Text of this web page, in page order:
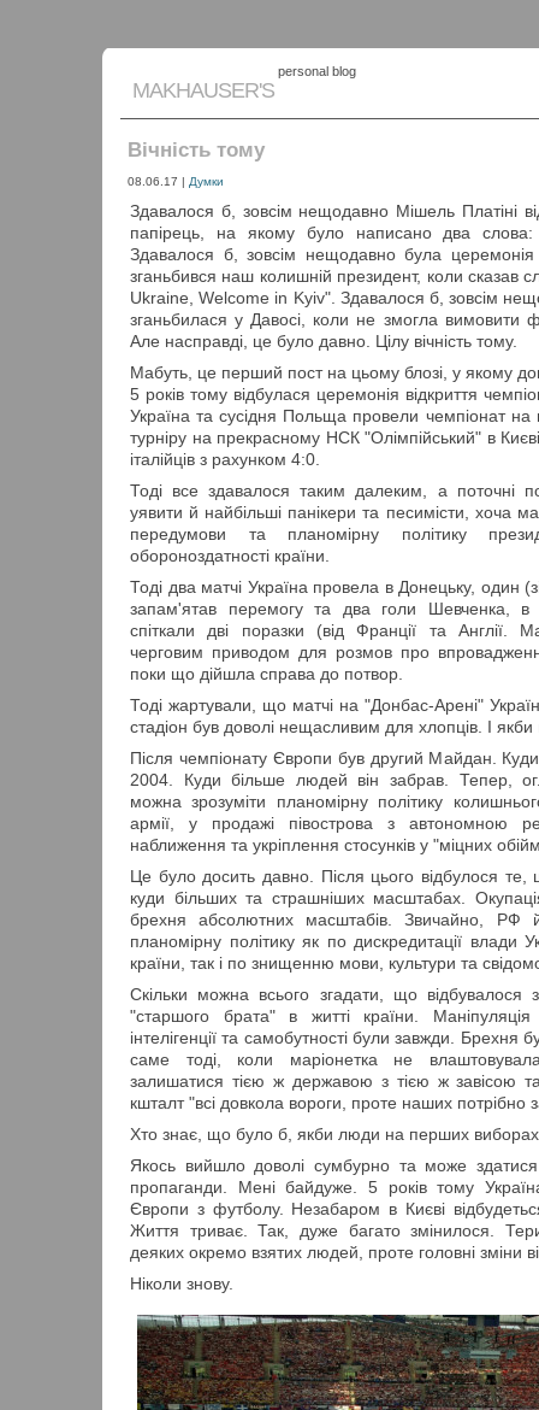
MAKHAUSER'S
personal blog
Вічність тому
08.06.17 | Думки
Здавалося б, зовсім нещодавно Мішель Платіні
папірець, на якому було написано два
Здавалося б, зовсім нещодавно була церемонія
зганьбився наш колишній президент, коли сказав
Ukraine, Welcome in Kyiv". Здавалося б, зовсім
зганьбилася у Давосі, коли не змогла вимовити
Але насправді, це було давно. Цілу вічність тому.
Мабуть, це перший пост на цьому блозі, у якому
5 років тому відбулася церемонія відкриття
Україна та сусідня Польща провели чемпіонат на
турніру на прекрасному НСК "Олімпійський" в
італійців з рахунком 4:0.
Тоді все здавалося таким далеким, а поточні
уявити й найбільші панікери та песимісти, хоча
передумови та планомірну політику
обороноздатності країни.
Тоді два матчі Україна провела в Донецьку, один
запам'ятав перемогу та два голи Шевченка, в
спіткали дві поразки (від Франції та Англії.
черговим приводом для розмов про
поки що дійшла справа до потвор.
Тоді жартували, що матчі на "Донбас-Арені"
стадіон був доволі нещасливим для хлопців. І
Після чемпіонату Європи був другий Майдан.
2004. Куди більше людей він забрав. Тепер,
можна зрозуміти планомірну політику
армії, у продажі півострова з автономною
наближення та укріплення стосунків у "міцних
Це було досить давно. Після цього відбулося
куди більших та страшніших масштабах.
брехня абсолютних масштабів. Звичайно, РФ
планомірну політику як по дискредитації влади
країни, так і по знищенню мови, культури та
Скільки можна всього згадати, що відбувалося
"старшого брата" в житті країни.
інтелігенції та самобутності були завжди. Брехня
саме тоді, коли маріонетка не
залишатися тією ж державою з тією ж завісою
кшталт "всі довкола вороги, проте наших потрібно
Хто знає, що було б, якби люди на перших
Якось вийшло доволі сумбурно та може
пропаганди. Мені байдуже. 5 років тому
Європи з футболу. Незабаром в Києві
Життя триває. Так, дуже багато змінилося.
деяких окремо взятих людей, проте головні зміни
Ніколи знову.